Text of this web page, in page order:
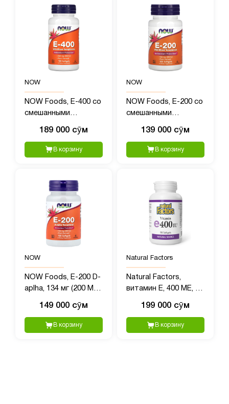
NOW
NOW Foods, E-400 со
смешанными
мг (400 МЕ), 100
таблеток
189 000 сӯм
В корзину
NOW
NOW Foods, E-200 со
смешанными
мг (200 МЕ), 100
таблеток
139 000 сӯм
В корзину
NOW
NOW Foods, E-200 D-
aplha, 134 мг (200 МЕ),
149 000 сӯм
В корзину
Natural Factors
Natural Factors,
витамин E, 400 МЕ, 90
199 000 сӯм
В корзину